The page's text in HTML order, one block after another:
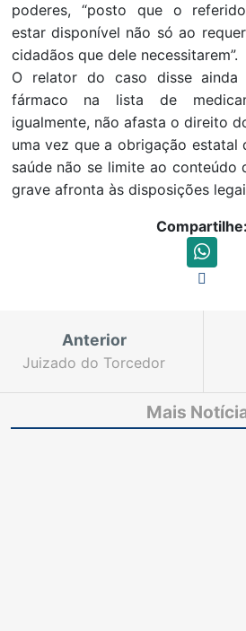
poderes, “posto que o
estar disponível não só ao
cidadãos que dele necessitarem”.
O relator do caso disse ainda
fármaco na lista de
igualmente, não afasta o direito
uma vez que a obrigação
saúde não se limite ao conteúdo
grave afronta às disposições
Compartilhe:
Anterior
Juizado do Torcedor
neste fim de semanaMais